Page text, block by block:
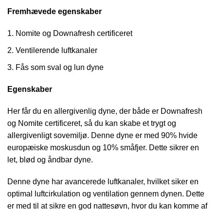
Fremhævede egenskaber
Nomite og Downafresh certificeret
Ventilerende luftkanaler
Fås som sval og lun dyne
Egenskaber
Her får du en allergivenlig dyne, der både er Downafresh
og Nomite certificeret, så du kan skabe et trygt og
allergivenligt sovemiljø. Denne dyne er med 90% hvide
europæiske moskusdun og 10% småfjer. Dette sikrer en
let, blød og åndbar dyne.
Denne dyne har avancerede luftkanaler, hvilket siker en
optimal luftcirkulation og ventilation gennem dynen. Dette
er med til at sikre en god nattesøvn, hvor du kan komme af